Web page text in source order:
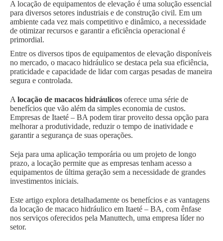
A locação de equipamentos de elevação é uma solução essencial
para diversos setores industriais e de construção civil. Em um
ambiente cada vez mais competitivo e dinâmico, a necessidade
de otimizar recursos e garantir a eficiência operacional é
primordial.
Entre os diversos tipos de equipamentos de elevação disponíveis
no mercado, o macaco hidráulico se destaca pela sua eficiência,
praticidade e capacidade de lidar com cargas pesadas de maneira
segura e controlada.
A locação de macacos hidráulicos oferece uma série de
benefícios que vão além da simples economia de custos.
Empresas de Itaeté – BA podem tirar proveito dessa opção para
melhorar a produtividade, reduzir o tempo de inatividade e
garantir a segurança de suas operações.
Seja para uma aplicação temporária ou um projeto de longo
prazo, a locação permite que as empresas tenham acesso a
equipamentos de última geração sem a necessidade de grandes
investimentos iniciais.
Este artigo explora detalhadamente os benefícios e as vantagens
da locação de macaco hidráulico em Itaeté – BA, com ênfase
nos serviços oferecidos pela Manuttech, uma empresa líder no
setor.